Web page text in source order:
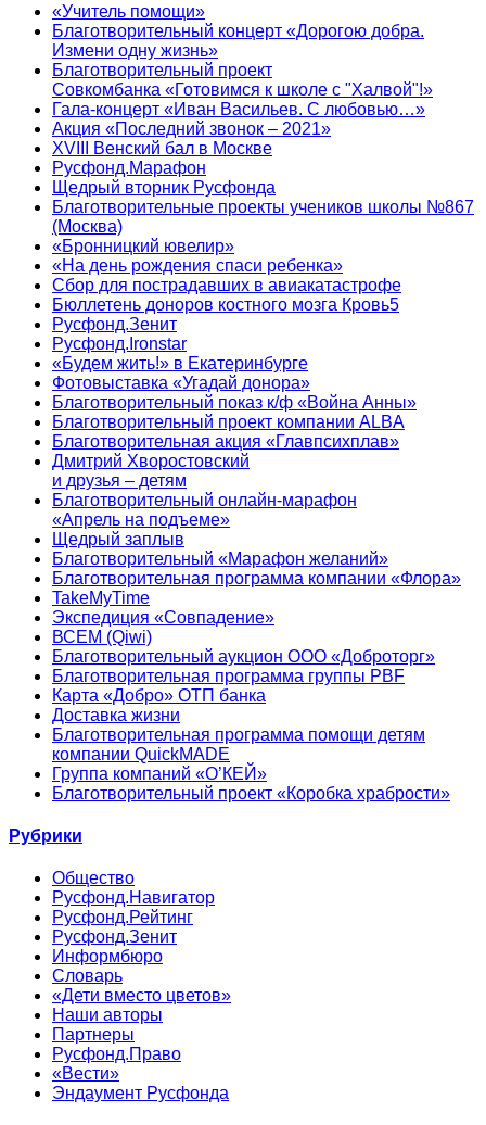
«Учитель помощи»
Благотворительный концерт «Дорогою добра.
Измени одну жизнь»
Благотворительный проект
Совкомбанка «Готовимся к школе с "Халвой"!»
Гала-концерт «Иван Васильев. С любовью…»
Акция «Последний звонок – 2021»
XVIII Венский бал в Москве
Русфонд.Марафон
Щедрый вторник Русфонда
Благотворительные проекты учеников школы №867
(Москва)
«Бронницкий ювелир»
«На день рождения спаси ребенка»
Сбор для пострадавших в авиакатастрофе
Бюллетень доноров костного мозга Кровь5
Русфонд.Зенит
Русфонд.Ironstar
«Будем жить!» в Екатеринбурге
Фотовыставка «Угадай донора»
Благотворительный показ к/ф «Война Анны»
Благотворительный проект компании ALBA
Благотворительная акция «Главпсихплав»
Дмитрий Хворостовский
и друзья – детям
Благотворительный онлайн‑марафон
«Апрель на подъеме»
Щедрый заплыв
Благотворительный «Марафон желаний»
Благотворительная программа компании «Флора»
TakeMyTime
Экспедиция «Совпадение»
ВСЕМ (Qiwi)
Благотворительный аукцион ООО «Доброторг»
Благотворительная программа группы PBF
Карта «Добро» ОТП банка
Доставка жизни
Благотворительная программа помощи детям
компании QuickMADE
Группа компаний «О’КЕЙ»
Благотворительный проект «Коробка храбрости»
Рубрики
Общество
Русфонд.Навигатор
Русфонд.Рейтинг
Русфонд.Зенит
Информбюро
Словарь
«Дети вместо цветов»
Наши авторы
Партнеры
Русфонд.Право
«Вести»
Эндаумент Русфонда